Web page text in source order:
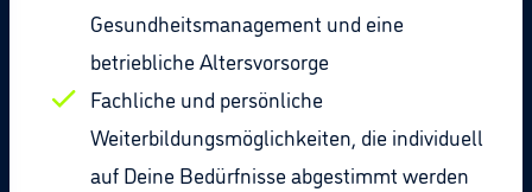
Gesundheitsmanagement und eine
betriebliche Altersvorsorge
Fachliche und persönliche
Weiterbildungsmöglichkeiten, die individuell
auf Deine Bedürfnisse abgestimmt werden